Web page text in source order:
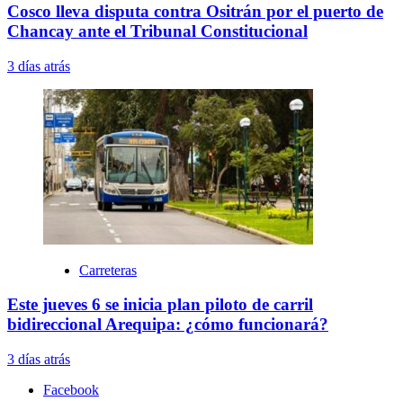
Cosco lleva disputa contra Ositrán por el puerto de
Chancay ante el Tribunal Constitucional
3 días atrás
Carreteras
Este jueves 6 se inicia plan piloto de carril
bidireccional Arequipa: ¿cómo funcionará?
3 días atrás
Facebook